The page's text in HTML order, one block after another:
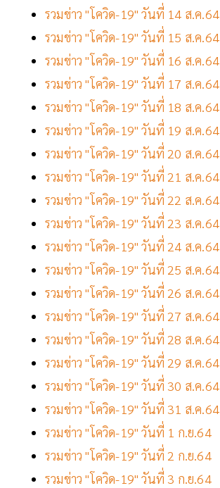
รวมข่าว "โควิด-19" วันที่ 14 ส.ค.64
รวมข่าว "โควิด-19" วันที่ 15 ส.ค.64
รวมข่าว "โควิด-19" วันที่ 16 ส.ค.64
รวมข่าว "โควิด-19" วันที่ 17 ส.ค.64
รวมข่าว "โควิด-19" วันที่ 18 ส.ค.64
รวมข่าว "โควิด-19" วันที่ 19 ส.ค.64
รวมข่าว "โควิด-19" วันที่ 20 ส.ค.64
รวมข่าว "โควิด-19" วันที่ 21 ส.ค.64
รวมข่าว "โควิด-19" วันที่ 22 ส.ค.64
รวมข่าว "โควิด-19" วันที่ 23 ส.ค.64
รวมข่าว "โควิด-19" วันที่ 24 ส.ค.64
รวมข่าว "โควิด-19" วันที่ 25 ส.ค.64
รวมข่าว "โควิด-19" วันที่ 26 ส.ค.64
รวมข่าว "โควิด-19" วันที่ 27 ส.ค.64
รวมข่าว "โควิด-19" วันที่ 28 ส.ค.64
รวมข่าว "โควิด-19" วันที่ 29 ส.ค.64
รวมข่าว "โควิด-19" วันที่ 30 ส.ค.64
รวมข่าว "โควิด-19" วันที่ 31 ส.ค.64
รวมข่าว "โควิด-19" วันที่ 1 ก.ย.64
รวมข่าว "โควิด-19" วันที่ 2 ก.ย.64
รวมข่าว "โควิด-19" วันที่ 3 ก.ย.64